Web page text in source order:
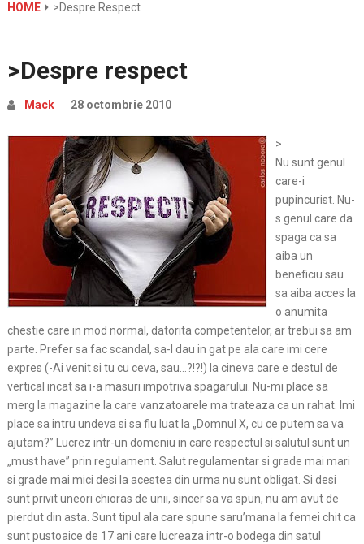
HOME >Despre Respect
>Despre respect
Mack 28 octombrie 2010
>
Nu sunt genul
care-i
pupincurist. Nu-
s genul care da
spaga ca sa
aiba un
beneficiu sau
sa aiba acces la
o anumita
chestie care in mod normal, datorita competentelor, ar trebui sa am
parte. Prefer sa fac scandal, sa-l dau in gat pe ala care imi cere
expres (-Ai venit si tu cu ceva, sau…?!?!) la cineva care e destul de
vertical incat sa i-a masuri impotriva spagarului. Nu-mi place sa
merg la magazine la care vanzatoarele ma trateaza ca un rahat. Imi
place sa intru undeva si sa fiu luat la „Domnul X, cu ce putem sa va
ajutam?” Lucrez intr-un domeniu in care respectul si salutul sunt un
„must have” prin regulament. Salut regulamentar si grade mai mari
si grade mai mici desi la acestea din urma nu sunt obligat. Si desi
sunt privit uneori chioras de unii, sincer sa va spun, nu am avut de
pierdut din asta. Sunt tipul ala care spune saru’mana la femei chit ca
sunt pustoaice de 17 ani care lucreaza intr-o bodega din satul